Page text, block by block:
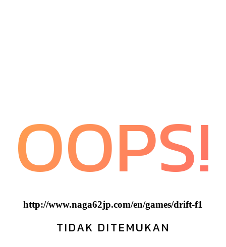
OOPS!
http://www.naga62jp.com/en/games/drift-f1
TIDAK DITEMUKAN